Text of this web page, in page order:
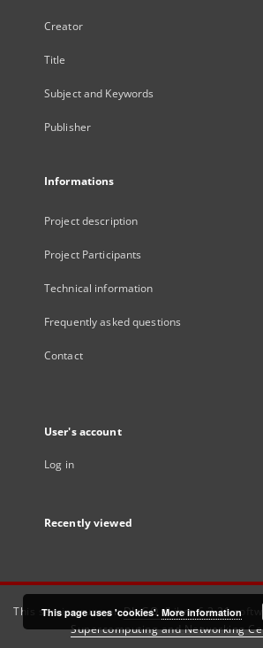
Creator
Title
Subject and Keywords
Publisher
Informations
Project description
Project Participants
Technical information
Frequently asked questions
Contact
User's account
Log in
Recently viewed
This service runs onDInGO dLibra 6.3.21
Supercomputing and Networking
This page uses 'cookies'. More information